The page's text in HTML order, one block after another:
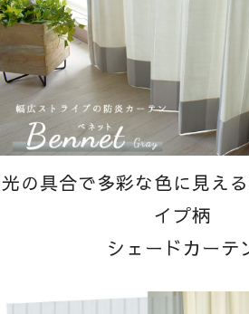
光の具合で多彩な色に見え
イプ柄
シェードカーテ